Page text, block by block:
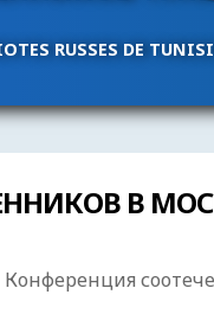
RUSSES DE
В
Конференция